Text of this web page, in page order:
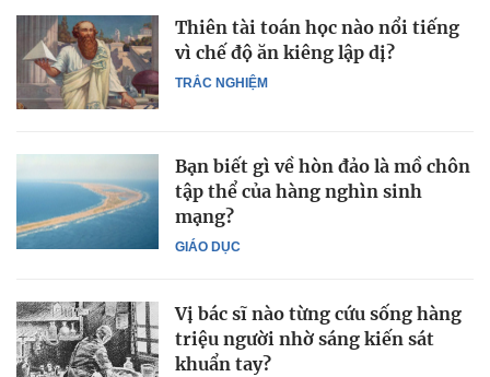
TRẮC NGHIỆM
Thiên tài toán học nào nổi tiếng
vì chế độ ăn kiêng lập dị?
GIÁO DỤC
Bạn biết gì về hòn đảo là mồ chôn
tập thể của hàng nghìn sinh
mạng?
Vị bác sĩ nào từng cứu sống hàng
triệu người nhờ sáng kiến sát
khuẩn tay?